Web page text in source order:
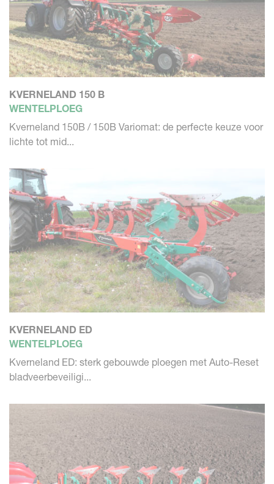
KVERNELAND 150 B
WENTELPLOEG
Kverneland 150B / 150B Variomat: de perfecte keuze voor
lichte tot mid...
KVERNELAND ED
WENTELPLOEG
Kverneland ED: sterk gebouwde ploegen met Auto-Reset
bladveerbeveiligi...